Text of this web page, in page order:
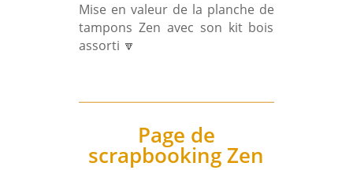
Mise en valeur de la planche de
tampons Zen avec son kit bois
assorti 🔽
Page de
scrapbooking Zen